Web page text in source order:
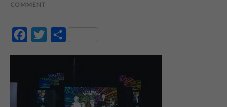
COMMENT
FacebookTwitter